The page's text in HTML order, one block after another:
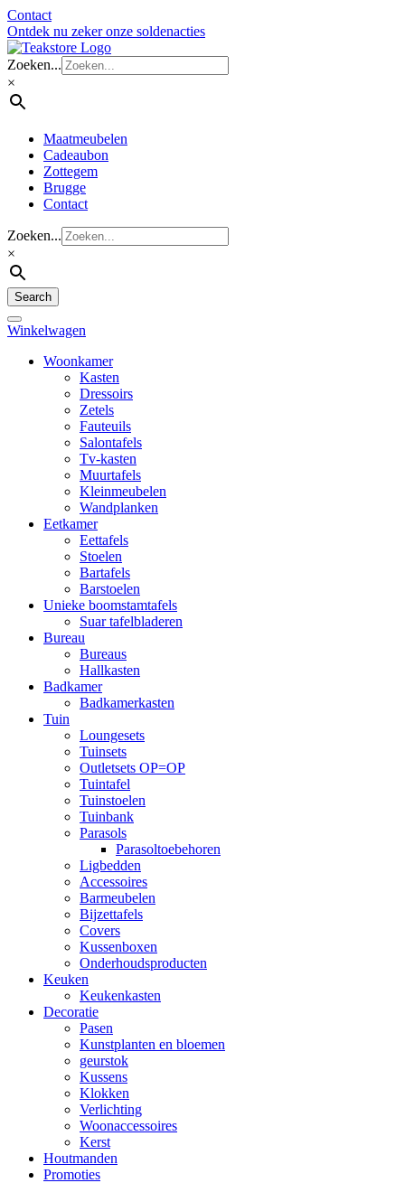
Contact
Ontdek nu zeker onze soldenacties
Zoeken...
×
Maatmeubelen
Cadeaubon
Zottegem
Brugge
Contact
Zoeken...
×
Search
Winkelwagen
Woonkamer
Kasten
Dressoirs
Zetels
Fauteuils
Salontafels
Tv-kasten
Muurtafels
Kleinmeubelen
Wandplanken
Eetkamer
Eettafels
Stoelen
Bartafels
Barstoelen
Unieke boomstamtafels
Suar tafelbladeren
Bureau
Bureaus
Hallkasten
Badkamer
Badkamerkasten
Tuin
Loungesets
Tuinsets
Outletsets OP=OP
Tuintafel
Tuinstoelen
Tuinbank
Parasols
Parasoltoebehoren
Ligbedden
Accessoires
Barmeubelen
Bijzettafels
Covers
Kussenboxen
Onderhoudsproducten
Keuken
Keukenkasten
Decoratie
Pasen
Kunstplanten en bloemen
geurstok
Kussens
Klokken
Verlichting
Woonaccessoires
Kerst
Houtmanden
Promoties